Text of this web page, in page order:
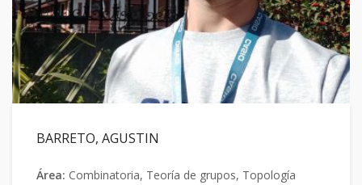
BARRETO, AGUSTIN
Área: Combinatoria, Teoría de grupos, Topología